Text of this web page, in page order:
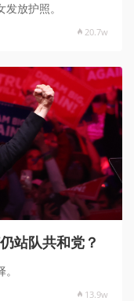
放护照。
20.7w
站队共和党？
13.9w